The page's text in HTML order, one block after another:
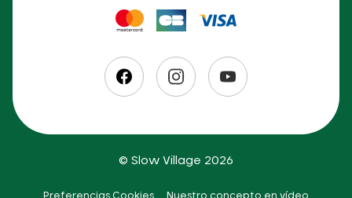
© Slow Village 2026
Preferencias Cookies Nuestro concepto en vídeo